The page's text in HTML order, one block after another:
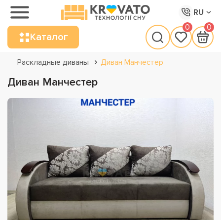
RU
Каталог
0 0
Раскладные диваны Диван Манчестер
Диван Манчестер